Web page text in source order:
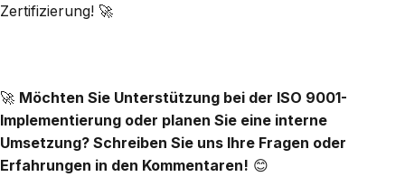
Zertifizierung! 🚀
🚀 Möchten Sie Unterstützung bei der ISO 9001-
Implementierung oder planen Sie eine interne
Umsetzung? Schreiben Sie uns Ihre Fragen oder
Erfahrungen in den Kommentaren! 😊